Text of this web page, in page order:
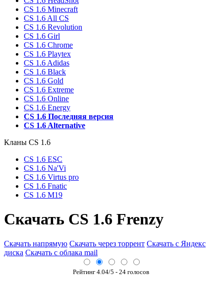
CS 1.6 Minecraft
CS 1.6 All CS
CS 1.6 Revolution
CS 1.6 Girl
CS 1.6 Chrome
CS 1.6 Playtex
CS 1.6 Adidas
CS 1.6 Black
CS 1.6 Gold
CS 1.6 Extreme
CS 1.6 Online
CS 1.6 Energy
CS 1.6 Последняя версия
CS 1.6 Alternative
Кланы СS 1.6
CS 1.6 ESC
CS 1.6 Na'Vi
CS 1.6 Virtus pro
CS 1.6 Fnatic
CS 1.6 M19
Cкачать CS 1.6 Frenzy
Скачать напрямую Скачать через торрент Скачать с Яндекс
диска Скачать с облака mail
Рейтинг 4.04/5 - 24 голосов